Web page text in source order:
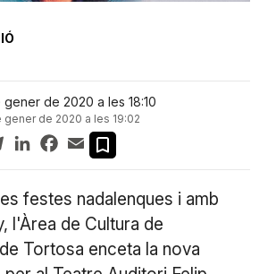
de 2020 a les 18:10
de 2020 a les 19:02
TelegramLinkedInFacebook
Email
festes nadalenques i amb
l'Àrea de Cultura de
Tortosa enceta la nova